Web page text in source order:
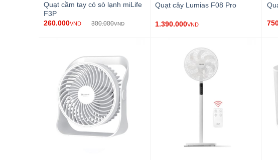
Quạt cầm tay có sò lạnh miLife
F3P
260.000VND 300.000VND
Quạt cây Lumias F08 Pro
1.390.000VND